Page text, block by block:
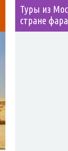
Туры из
стране